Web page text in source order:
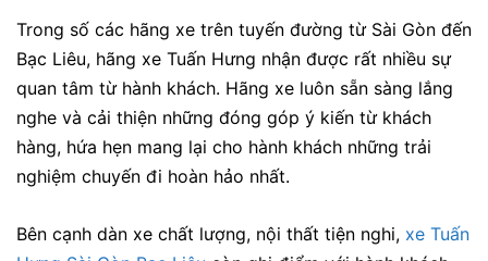
Trong số các hãng xe trên tuyến đường từ Sài Gòn đến
Bạc Liêu, hãng xe Tuấn Hưng nhận được rất nhiều sự
quan tâm từ hành khách. Hãng xe luôn sẵn sàng lắng
nghe và cải thiện những đóng góp ý kiến từ khách
hàng, hứa hẹn mang lại cho hành khách những trải
nghiệm chuyến đi hoàn hảo nhất.
Bên cạnh dàn xe chất lượng, nội thất tiện nghi, xe Tuấn